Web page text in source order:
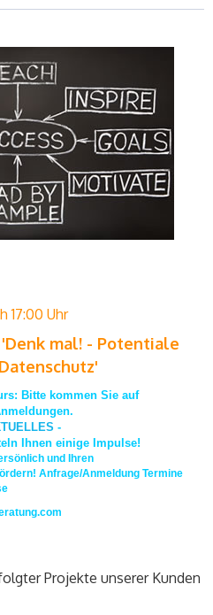
17:00 Uhr
mal! - Potentiale
Bitte kommen Sie auf
-
Ihnen einige Impulse!
und Ihren
Anfrage/Anmeldung Termine
Projekte unserer Kunden